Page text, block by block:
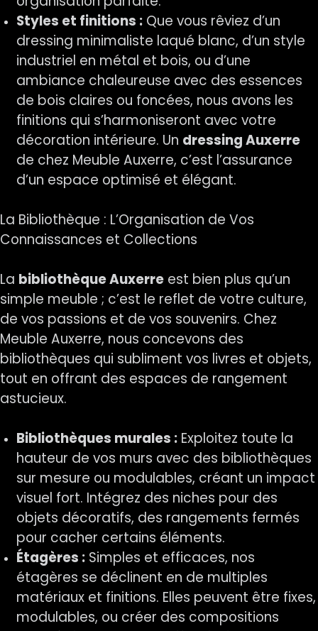
Styles et finitions :Que vous rêviez d’un
dressing minimaliste laqué blanc, d’un style
industriel en métal et bois, ou d’une
ambiance chaleureuse avec des essences
de bois claires ou foncées, nous avons les
finitions qui s’harmoniseront avec votre
décoration intérieure. Un dressing Auxerre
de chez Meuble Auxerre, c’est l’assurance
d’un espace optimisé et élégant.
La Bibliothèque : L’Organisation de Vos
Connaissances et Collections
La bibliothèque Auxerre est bien plus qu’un
simple meuble ; c’est le reflet de votre culture,
de vos passions et de vos souvenirs. Chez
Meuble Auxerre, nous concevons des
bibliothèques qui subliment vos livres et objets,
tout en offrant des espaces de rangement
astucieux.
Bibliothèques murales :Exploitez toute la
hauteur de vos murs avec des bibliothèques
sur mesure ou modulables, créant un impact
visuel fort. Intégrez des niches pour des
objets décoratifs, des rangements fermés
pour cacher certains éléments.
Étagères :Simples et efficaces, nos
étagères se déclinent en de multiples
matériaux et finitions. Elles peuvent être fixes,
modulables, ou créer des compositions